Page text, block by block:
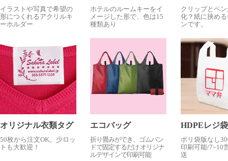
イラストや写真で希望の
形につくれるアクリルキ
ーホルダー
ホテルのルームキーをイ
メージした形で、色は15
種類あり
クリップとペ
化？紙に挟め
ンです。
オリジナル衣類タグ
50枚から注文OK。少ロッ
トも大歓迎！
エコバッグ
折り畳みができ、ゴムバン
ドで固定するだけ オリジナ
ルデザインで印刷可能
HDPEレジ袋
ポリ袋版なし
印刷可能/7~10
送